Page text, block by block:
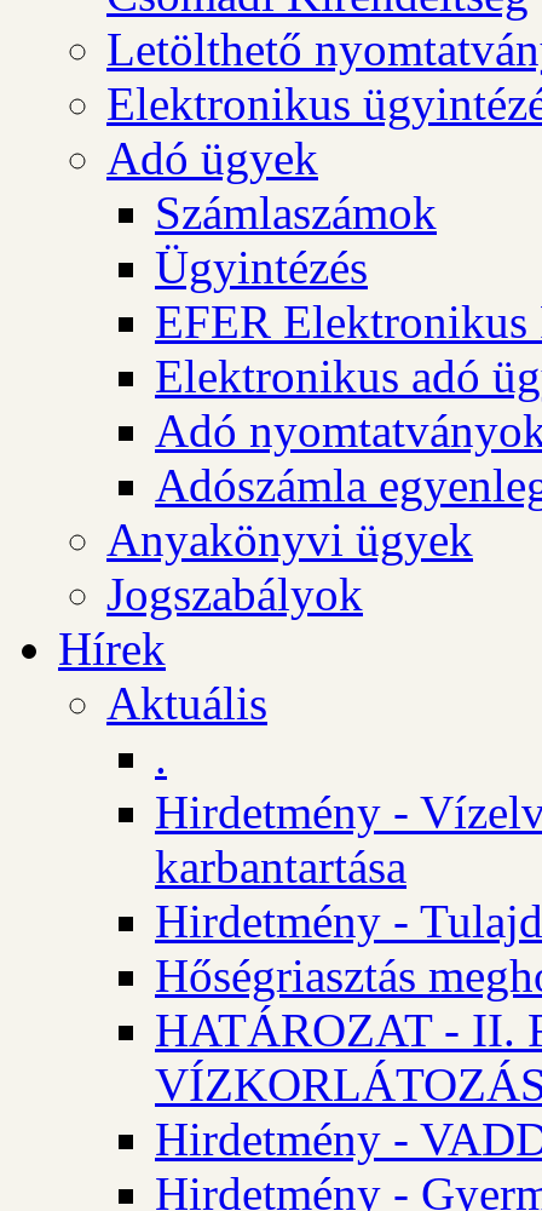
Letölthető
Elektronikus
Adó ügyek
Számlaszámok
Ügyintézés
EFER Elektronikus
Elektronikus adó
Adó
Adószámla
Anyakönyvi ügyek
Jogszabályok
Hírek
Aktuális
.
Hirdetmény -
karbantartása
Hirdetmény -
Hőségriasztás
HATÁROZAT - II.
Hirdetmény -
Hirdetmény -